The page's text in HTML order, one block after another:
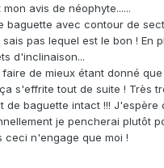
avis de néophyte......
baguette avec contour de
pas lequel est le bon ! En
d'inclinaison...
de mieux étant donné
s'effrite tout de suite ! Très
de baguette intact !!! J'espère
je pencherai plutôt
ceci n'engage que moi !